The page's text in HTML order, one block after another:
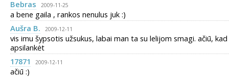
Bebras
2009-11-25
a bene gaila , rankos nenulus juk :)
Aušra B.
2009-12-11
vis imu šypsotis užsukus, labai man ta su lelijom smagi. ačiū, kad
apsilankėt
17871
2009-12-11
ačiū :)